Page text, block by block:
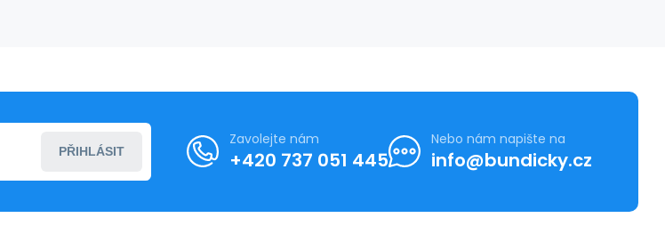
PŘIHLÁSIT
Zavolejte nám
+420 737 051 445
Nebo nám napište na
info@bundicky.cz